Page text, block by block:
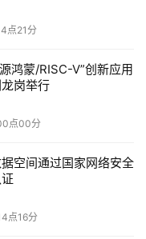
园区全光网络。正
以太彩光网络将"以
性"深度融合，推出
点21分
鸿蒙/RISC-V”创新应用
岗举行
点00分
空间通过国家网络安全
点16分